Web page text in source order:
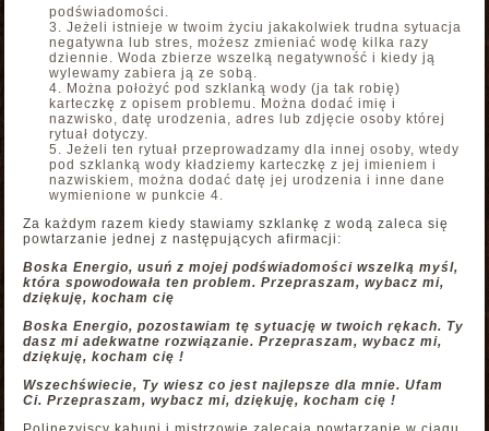
podświadomości.
Jeżeli istnieje w twoim życiu jakakolwiek trudna sytuacja
negatywna lub stres, możesz zmieniać wodę kilka razy
dziennie. Woda zbierze wszelką negatywność i kiedy ją
wylewamy zabiera ją ze sobą.
Można położyć pod szklanką wody (ja tak robię)
karteczkę z opisem problemu. Można dodać imię i
nazwisko, datę urodzenia, adres lub zdjęcie osoby której
rytuał dotyczy.
Jeżeli ten rytuał przeprowadzamy dla innej osoby, wtedy
pod szklanką wody kładziemy karteczkę z jej imieniem i
nazwiskiem, można dodać datę jej urodzenia i inne dane
wymienione w punkcie 4.
Za każdym razem kiedy stawiamy szklankę z wodą zaleca się
powtarzanie jednej z następujących afirmacji:
Boska Energio, usuń z mojej podświadomości wszelką myśl,
która spowodowała ten problem. Przepraszam, wybacz mi,
dziękuję, kocham cię
Boska Energio, pozostawiam tę sytuację w twoich rękach. Ty
dasz mi adekwatne rozwiązanie. Przepraszam, wybacz mi,
dziękuję, kocham cię !
Wszechświecie, Ty wiesz co jest najlepsze dla mnie. Ufam
Ci. Przepraszam, wybacz mi, dziękuję, kocham cię !